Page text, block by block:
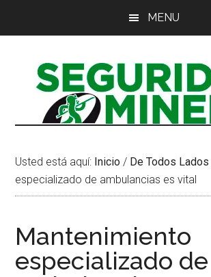
principal
MENU
Usted está aquí: Inicio / De Todos Lados
especializado de ambulancias es vital
Mantenimiento
especializado de